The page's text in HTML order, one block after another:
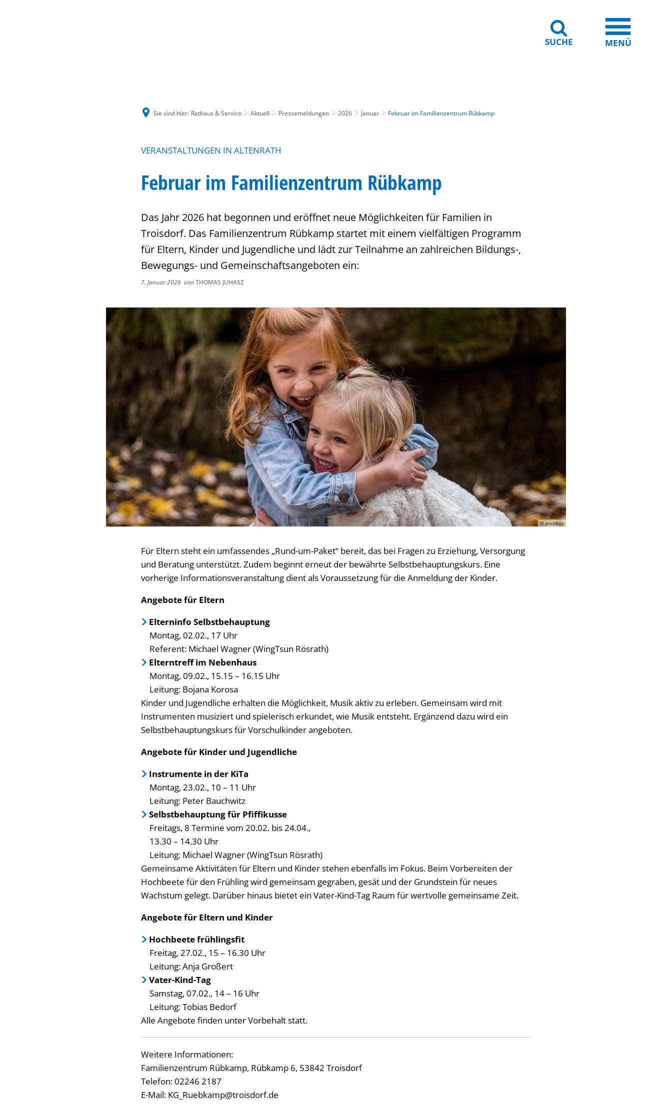
SUCHE MENÜ
Sie sind hier: Rathaus & Service Aktuell Pressemeldungen 2026 Januar Februar im Familienzentrum Rübkamp
VERANSTALTUNGEN IN ALTENRATH
Februar im Familienzentrum Rübkamp
Das Jahr 2026 hat begonnen und eröffnet neue Möglichkeiten für Familien in
Troisdorf. Das Familienzentrum Rübkamp startet mit einem vielfältigen Programm
für Eltern, Kinder und Jugendliche und lädt zur Teilnahme an zahlreichen Bildungs-,
Bewegungs- und Gemeinschaftsangeboten ein:
7. Januar 2026 vonTHOMAS JUHASZ
© pixabay
Für Eltern steht ein umfassendes „Rund-um-Paket“ bereit, das bei Fragen zu Erziehung, Versorgung
und Beratung unterstützt. Zudem beginnt erneut der bewährte Selbstbehauptungskurs. Eine
vorherige Informationsveranstaltung dient als Voraussetzung für die Anmeldung der Kinder.
Angebote für Eltern
Elterninfo Selbstbehauptung
Montag, 02.02., 17 Uhr
Referent: Michael Wagner (WingTsun Rösrath)
Elterntreff im Nebenhaus
Montag, 09.02., 15.15 – 16.15 Uhr
Leitung: Bojana Korosa
Kinder und Jugendliche erhalten die Möglichkeit, Musik aktiv zu erleben. Gemeinsam wird mit
Instrumenten musiziert und spielerisch erkundet, wie Musik entsteht. Ergänzend dazu wird ein
Selbstbehauptungskurs für Vorschulkinder angeboten.
Angebote für Kinder und Jugendliche
Instrumente in der KiTa
Montag, 23.02., 10 – 11 Uhr
Leitung: Peter Bauchwitz
Selbstbehauptung für Pfiffikusse
Freitags, 8 Termine vom 20.02. bis 24.04.,
13.30 – 14.30 Uhr
Leitung: Michael Wagner (WingTsun Rösrath)
Gemeinsame Aktivitäten für Eltern und Kinder stehen ebenfalls im Fokus. Beim Vorbereiten der
Hochbeete für den Frühling wird gemeinsam gegraben, gesät und der Grundstein für neues
Wachstum gelegt. Darüber hinaus bietet ein Vater-Kind-Tag Raum für wertvolle gemeinsame Zeit.
Angebote für Eltern und Kinder
Hochbeete frühlingsfit
Freitag, 27.02., 15 – 16.30 Uhr
Leitung: Anja Großert
Vater-Kind-Tag
Samstag, 07.02., 14 – 16 Uhr
Leitung: Tobias Bedorf
Alle Angebote finden unter Vorbehalt statt.
Weitere Informationen:
Familienzentrum Rübkamp, Rübkamp 6, 53842 Troisdorf
Telefon: 02246 2187
E-Mail: KG_Ruebkamp@troisdorf.de